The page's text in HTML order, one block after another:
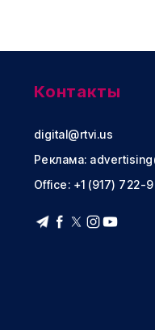
Контакты
digital@rtvi.us
Реклама:
Office: +1 (917) 722-